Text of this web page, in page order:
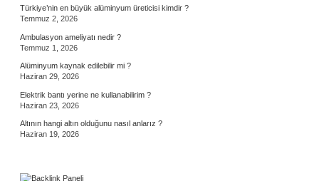
Türkiye’nin en büyük alüminyum üreticisi kimdir ?
Temmuz 2, 2026
Ambulasyon ameliyatı nedir ?
Temmuz 1, 2026
Alüminyum kaynak edilebilir mi ?
Haziran 29, 2026
Elektrik bantı yerine ne kullanabilirim ?
Haziran 23, 2026
Altının hangi altın olduğunu nasıl anlarız ?
Haziran 19, 2026